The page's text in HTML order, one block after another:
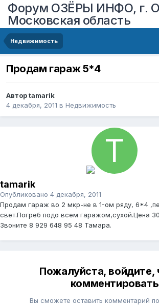
Форум ОЗЁРЫ ИНФО, г.
Московская область
Недвижимость
Продам гараж 5*4
Авторtamarik
4 декабря, 2011 в Недвижимость
tamarik
Опубликовано 4 декабря, 2011
Продам гараж во 2 мкр-не в 1-ом ряду, 6*4
свет.Погреб подо всем гаражом,сухой.Цена
Звоните 8 929 648 95 48 Тамара.
Пожалуйста, войдите,
комментировать
Вы сможете оставить комментарий